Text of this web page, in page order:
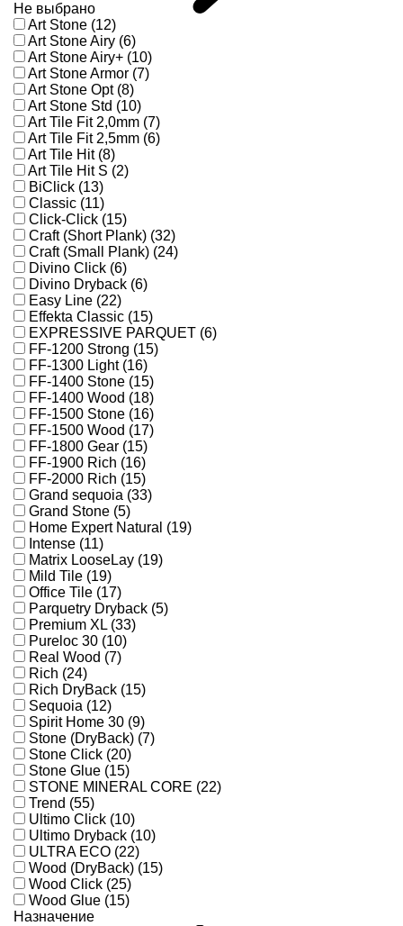
Не выбрано
Art Stone (12)
Art Stone Airy (6)
Art Stone Airy+ (10)
Art Stone Armor (7)
Art Stone Opt (8)
Art Stone Std (10)
Art Tile Fit 2,0mm (7)
Art Tile Fit 2,5mm (6)
Art Tile Hit (8)
Art Tile Hit S (2)
BiClick (13)
Classic (11)
Click-Click (15)
Craft (Short Plank) (32)
Craft (Small Plank) (24)
Divino Click (6)
Divino Dryback (6)
Easy Line (22)
Effekta Classic (15)
EXPRESSIVE PARQUET (6)
FF-1200 Strong (15)
FF-1300 Light (16)
FF-1400 Stone (15)
FF-1400 Wood (18)
FF-1500 Stone (16)
FF-1500 Wood (17)
FF-1800 Gear (15)
FF-1900 Rich (16)
FF-2000 Rich (15)
Grand sequoia (33)
Grand Stone (5)
Home Expert Natural (19)
Intense (11)
Matrix LooseLay (19)
Mild Tile (19)
Office Tile (17)
Parquetry Dryback (5)
Premium XL (33)
Pureloc 30 (10)
Real Wood (7)
Rich (24)
Rich DryBack (15)
Sequoia (12)
Spirit Home 30 (9)
Stone (DryBack) (7)
Stone Click (20)
Stone Glue (15)
STONE MINERAL CORE (22)
Trend (55)
Ultimo Click (10)
Ultimo Dryback (10)
ULTRA ECO (22)
Wood (DryBack) (15)
Wood Click (25)
Wood Glue (15)
Назначение